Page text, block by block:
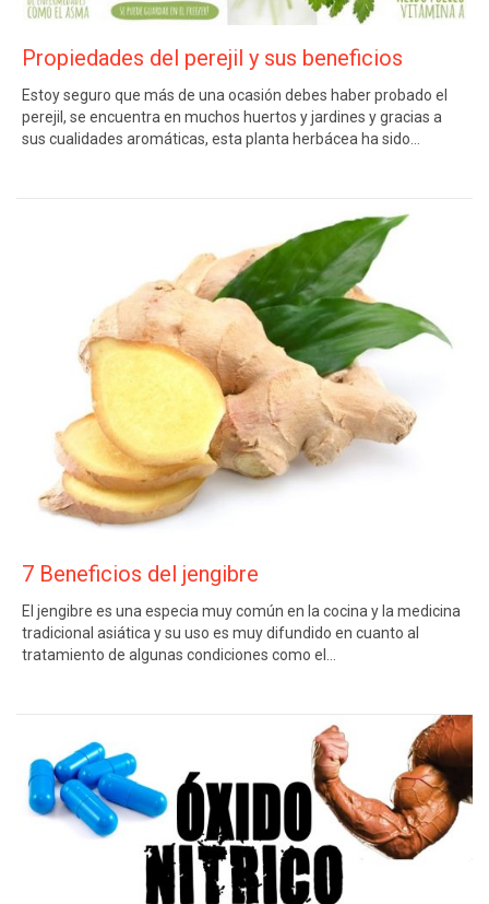
Propiedades del perejil y sus beneficios
Estoy seguro que más de una ocasión debes haber probado el
perejil, se encuentra en muchos huertos y jardines y gracias a
sus cualidades aromáticas, esta planta herbácea ha sido…
7 Beneficios del jengibre
El jengibre es una especia muy común en la cocina y la medicina
tradicional asiática y su uso es muy difundido en cuanto al
tratamiento de algunas condiciones como el…